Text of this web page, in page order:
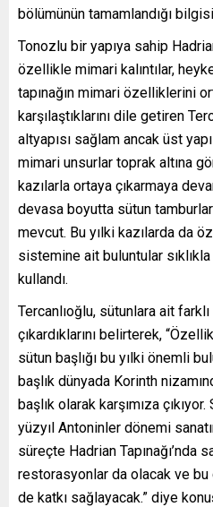
bölümünün tamamlandığı
Tonozlu bir yapıya sahip
özellikle mimari kalıntılar,
tapınağın mimari özelliklerini
karşılaştıklarını dile getiren
altyapısı sağlam ancak üst
mimari unsurlar toprak altına
kazılarla ortaya çıkarmaya
devasa boyutta sütun
mevcut. Bu yılki kazılarda da
sistemine ait buluntular sıklıkla
kullandı.
Tercanlıoğlu, sütunlara ait
çıkardıklarını belirterek,
sütun başlığı bu yılki önemli
başlık dünyada Korinth
başlık olarak karşımıza
yüzyıl Antoninler dönemi
süreçte Hadrian Tapınağı’nda
restorasyonlar da olacak ve
de katkı sağlayacak.” diye